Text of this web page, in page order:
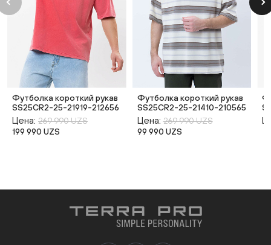
Футболка короткий рукав
SS25CR2-25-21919-212656
Цена: 269 990 UZS
199 990 UZS
Футболка короткий рукав
SS25CR2-25-21410-210565
Цена: 269 990 UZS
99 990 UZS